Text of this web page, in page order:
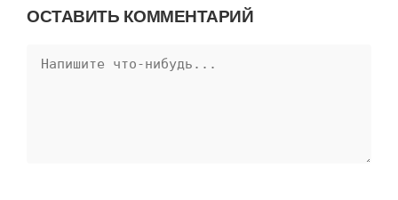
ОСТАВИТЬ КОММЕНТАРИЙ